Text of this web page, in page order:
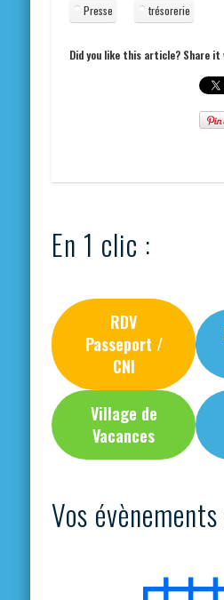
Presse trésorerie
Did you like this article? Share
En 1 clic :
RDV
Passeport /
CNI
Village de
Vacances
Vos